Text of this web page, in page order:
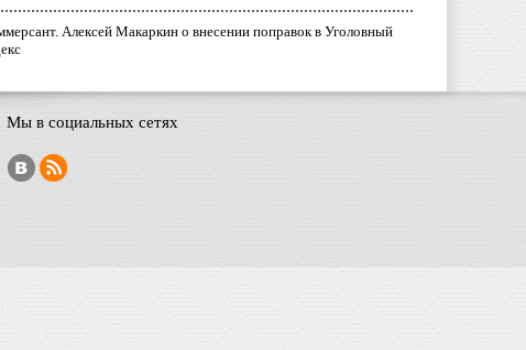
Алексей Макаркин о внесении поправок в Уголовный
Мы в социальных сетях